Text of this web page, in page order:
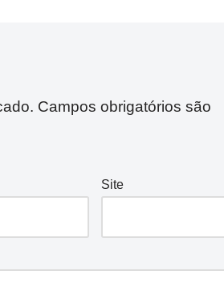
Campos obrigatórios são
Site